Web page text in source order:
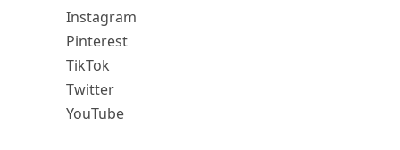
Instagram
Pinterest
TikTok
Twitter
YouTube